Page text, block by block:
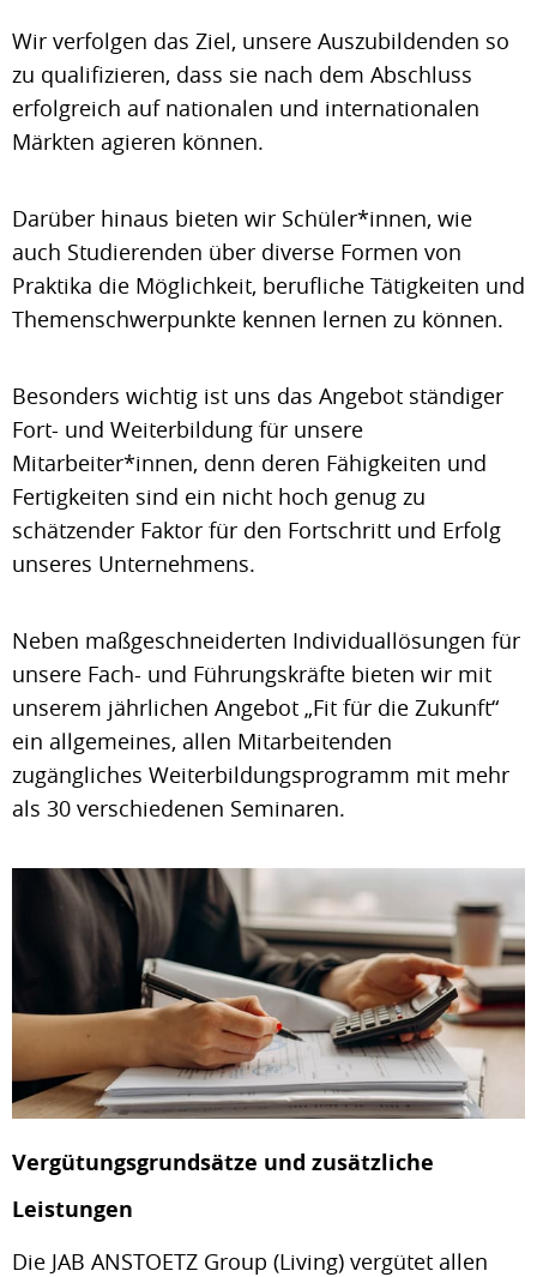
Wir verfolgen das Ziel, unsere Auszubildenden so
zu qualifizieren, dass sie nach dem Abschluss
erfolgreich auf nationalen und internationalen
Märkten agieren können.
Darüber hinaus bieten wir Schüler*innen, wie
auch Studierenden über diverse Formen von
Praktika die Möglichkeit, berufliche Tätigkeiten und
Themenschwerpunkte kennen lernen zu können.
Besonders wichtig ist uns das Angebot ständiger
Fort- und Weiterbildung für unsere
Mitarbeiter*innen, denn deren Fähigkeiten und
Fertigkeiten sind ein nicht hoch genug zu
schätzender Faktor für den Fortschritt und Erfolg
unseres Unternehmens.
Neben maßgeschneiderten Individuallösungen für
unsere Fach- und Führungskräfte bieten wir mit
unserem jährlichen Angebot „Fit für die Zukunft“
ein allgemeines, allen Mitarbeitenden
zugängliches Weiterbildungsprogramm mit mehr
als 30 verschiedenen Seminaren.
Vergütungsgrundsätze und zusätzliche
Leistungen
Die JAB ANSTOETZ Group (Living) vergütet allen